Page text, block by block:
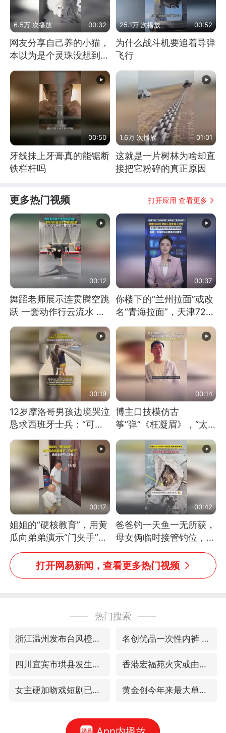
6.5万 次播放 00:32
网友分享自己养的小猫，
本以为是个灵珠没想到是
25.1万 次播放 00:52
为什么战斗机要追着导弹
飞行
00:50
牙线抹上牙膏真的能锯断
铁栏杆吗
1.6万 次播放 01:01
这就是一片树林为啥却直
接把它粉碎的真正原因
更多热门视频 打开应用 查看更多
00:12
舞蹈老师展示连贯腾空跳
跃 一套动作行云流水 节
奏感拉满 网友：怎么做
到又舞又武的？
00:37
你楼下的“兰州拉面”或改
名“青海拉面”，天津72家
面馆已集体更换招牌
00:19
12岁摩洛哥男孩边境哭泣
恳求西班牙士兵：“可不
可以不要把我遣返回国”
00:14
博主口技模仿古
筝“弹”《枉凝眉》，“太
像了～你是吃古筝长大的
吗？”“或将成为首位考级
不带古筝的选手。”（来
源：新华每日电讯）
00:17
姐姐的“硬核教育”，用黄
瓜向弟弟演示“门夹手”，
网友：果然言传不如身
教！
00:42
爸爸钓一天鱼一无所获，
母女俩临时接管钓位，用
玩具鱼竿钓上大鱼
打开网易新闻，查看更多热门视频
热门搜索
浙江温州发布台风橙色预警信号 名创优品一次性内裤 颜面尽失
四川宜宾市珙县发生3.4级地震 香港宏福苑火灾或由烟头引起
女主硬加吻戏短剧已下架 黄金创今年来最大单周涨幅